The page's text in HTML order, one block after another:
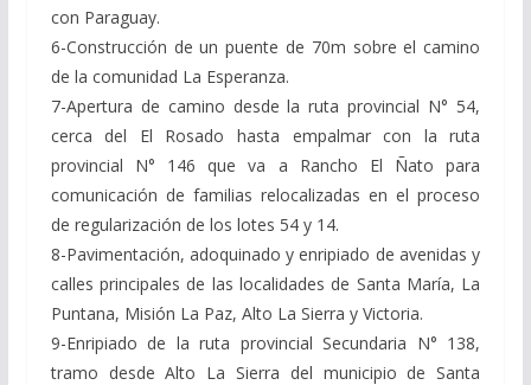
con Paraguay.
6-Construcción de un puente de 70m sobre el camino
de la comunidad La Esperanza.
7-Apertura de camino desde la ruta provincial N° 54,
cerca del El Rosado hasta empalmar con la ruta
provincial N° 146 que va a Rancho El Ñato para
comunicación de familias relocalizadas en el proceso
de regularización de los lotes 54 y 14.
8-Pavimentación, adoquinado y enripiado de avenidas y
calles principales de las localidades de Santa María, La
Puntana, Misión La Paz, Alto La Sierra y Victoria.
9-Enripiado de la ruta provincial Secundaria N° 138,
tramo desde Alto La Sierra del municipio de Santa